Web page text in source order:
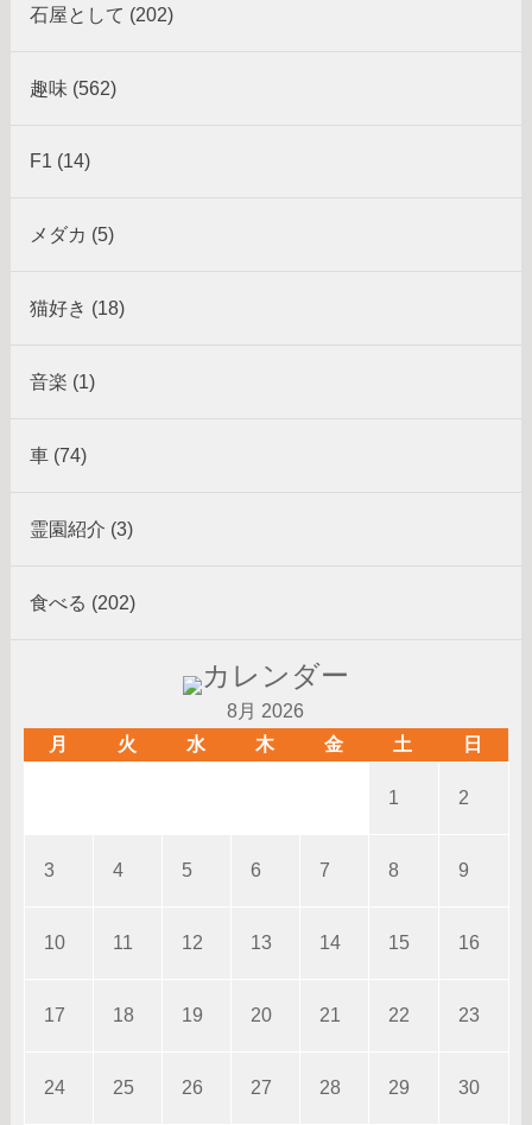
石屋として (202)
趣味 (562)
F1 (14)
メダカ (5)
猫好き (18)
音楽 (1)
車 (74)
霊園紹介 (3)
食べる (202)
8月 2026
月
火 水 木 金 土 日
1 2
3 4 5 6 7 8 9
10 11 12 13 14 15 16
17 18 19 20 21 22 23
24 25 26 27 28 29 30